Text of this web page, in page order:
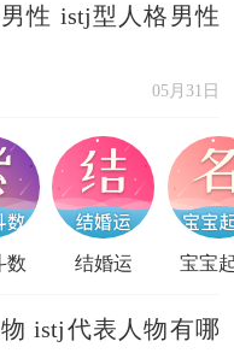
性 istj型人格男性
05月31日
数 结婚运 宝宝
istj代表人物有哪